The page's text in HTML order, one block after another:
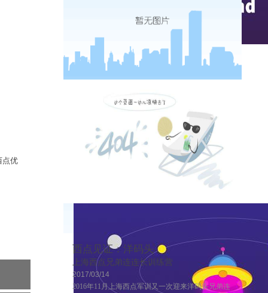
点优
实时热点
西点见证：洋码头
上海西点兄弟连连长训练营
2017/03/14
2016年11月上海西点军训又一次迎来洋码头兄弟连